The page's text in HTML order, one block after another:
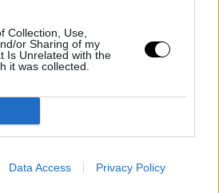
Collection, Use,
or Sharing of my
Is Unrelated with the
it was collected.
Data Access Privacy Policy
强人们的胜利，他们有能力在一
你看过我，我也忘了。
当之无愧的荣誉和对手的警告
现，传奇职业生涯正在酝酿，但
名字不是一如既往地出现，也许
的，稳定性也并不是最持久的，